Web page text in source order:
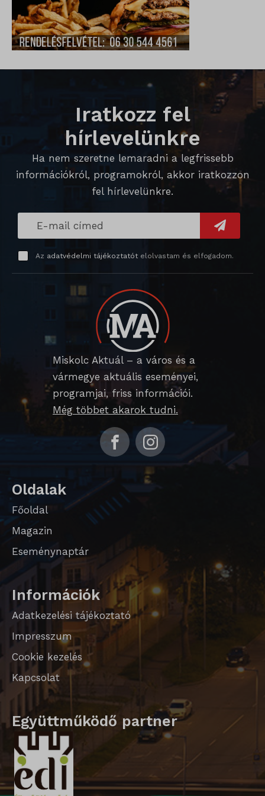
Iratkozz fel
hírlevelünkre
Ha nem szeretne lemaradni a legfrissebb
információkról, programokról, akkor iratkozzon
fel hírlevelünkre.
Az adatvédelmi tájékoztatótelolvastam és elfogadom.
Miskolc Aktuál – a város és a
vármegye aktuális eseményei,
programjai, friss információi.
Még többet akarok tudni.
Oldalak
Főoldal
Magazin
Eseménynaptár
Információk
Adatkezelési tájékoztató
Impresszum
Cookie kezelés
Kapcsolat
Együttműködő partner
chatbase_anon_id
cookieyes-consent
litespeed_qc_hide_banner
SameSite
SL_wptGlobTipTmp
SLO_G_WPT_TO
SLO_GWPT_Show_Hide_tmp
SLO_wptGlobTipTmp
ssm_au_c